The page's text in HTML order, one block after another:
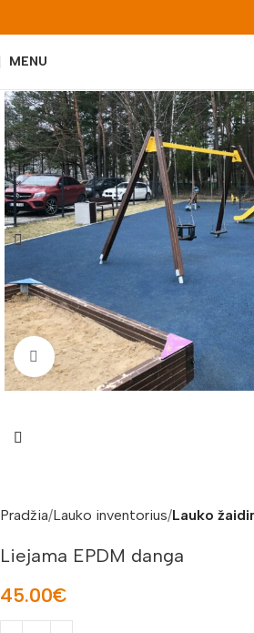
MENU
Padidinti nuotrauką
Pradžia Lauko inventorius Lauko
Liejama EPDM danga
45.00€